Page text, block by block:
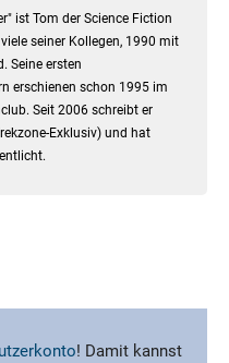
ist Tom der Science Fiction
seiner Kollegen, 1990 mit
Seine ersten
erschienen schon 1995 im
Seit 2006 schreibt er
Exklusiv) und hat
! Damit kannst